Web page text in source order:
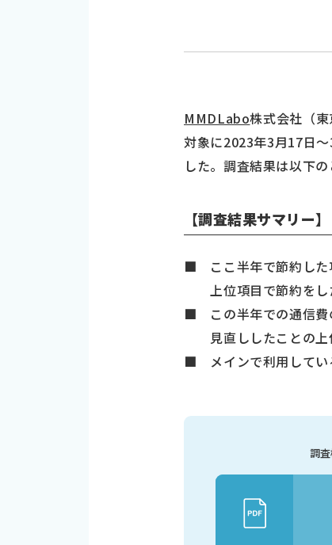
MMDLabo株式会社（
対象に2023年3月17日
した。調査結果は以下の
【調査結果サマリー】
■ ここ半年で節約した
上位項目で節約をし
■ この半年での通信費
見直ししたことの上
■ メインで利用してい
調